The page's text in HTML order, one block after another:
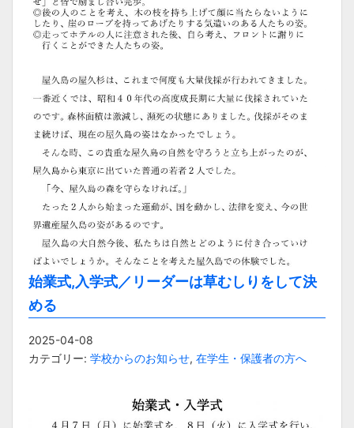
始業式,入学式／リーダーは草むしりをして決
める
2025-04-08
カテゴリー: 学校からのお知らせ, 在学生・保護者の方へ